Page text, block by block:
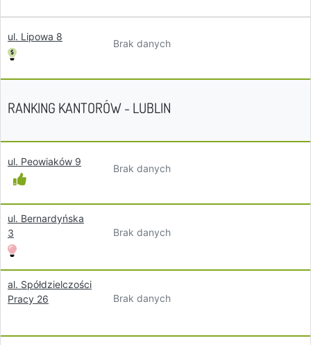
ul. Lipowa 8
Brak danych
RANKING KANTORÓW - LUBLIN
ul. Peowiaków 9
Brak danych
ul. Bernardyńska
3
Brak danych
al. Spółdzielczości
Pracy 26
Brak danych